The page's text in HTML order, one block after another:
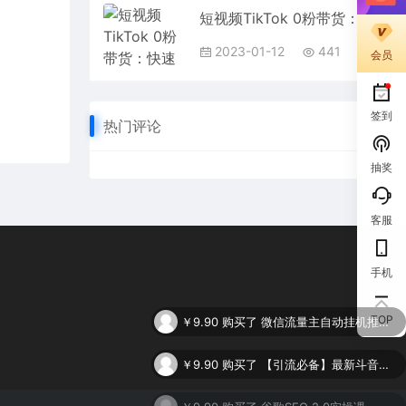
短视频TikTok 0粉带货：快速带货变现、打爆流量玩法、无货源玩法
2023-01-12 441
热门评论
会员
签到
抽奖
客服
手机
TOP
￥9.90 购买了 微信流量主自动挂机推广，轻松日入900+，简单易上手，做就有收益。
￥9.90 购买了
￥9.90 购买了